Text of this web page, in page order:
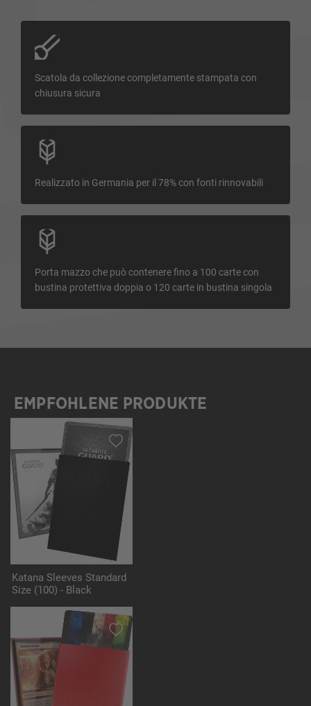
Scatola da collezione completamente stampata con
chiusura sicura
Realizzato in Germania per il 78% con fonti rinnovabili
Porta mazzo che può contenere fino a 100 carte con
bustina protettiva doppia o 120 carte in bustina singola
Salta la galleria dei prodotti
EMPFOHLENE PRODUKTE
Katana Sleeves Standard
Size (100) - Black